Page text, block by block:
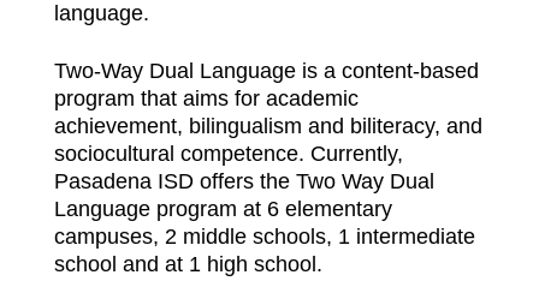
language.
Two-Way Dual Language is a content-based
program that aims for academic
achievement, bilingualism and biliteracy, and
sociocultural competence. Currently,
Pasadena ISD offers the Two Way Dual
Language program at 6 elementary
campuses, 2 middle schools, 1 intermediate
school and at 1 high school.